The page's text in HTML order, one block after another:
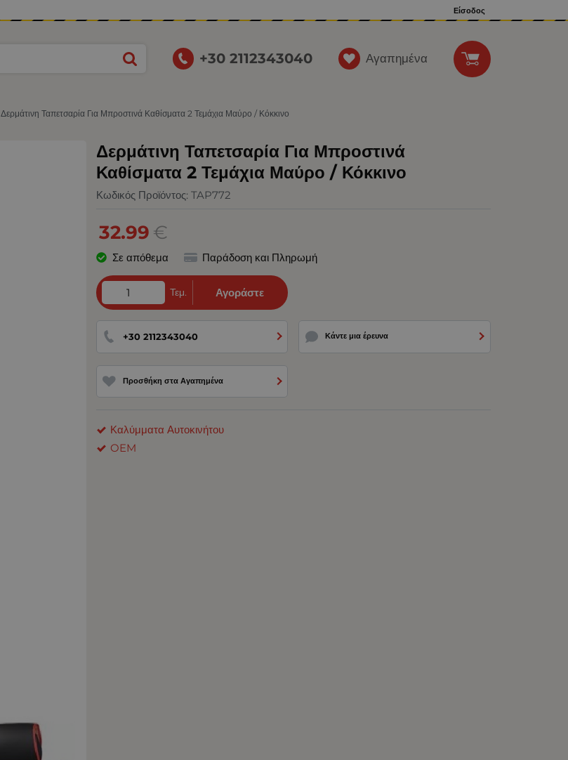
Είσοδος
+30 2112343040 Αγαπημένα
Δερμάτινη Ταπετσαρία Για Μπροστινά Καθίσματα 2 Τεμάχια Μαύρο / Κόκκινο
Δερμάτινη Ταπετσαρία Για Μπροστινά
Καθίσματα 2 Τεμάχια Μαύρο / Κόκκινο
Κωδικός Προϊόντος: TAP772
32.99 €
Σε απόθεμα Παράδοση και Πληρωμή
Τεμ. Αγοράστε
+30 2112343040 Κάντε μια έρευνα
Προσθήκη στα Αγαπημένα
Καλύμματα Αυτοκινήτου
OEM